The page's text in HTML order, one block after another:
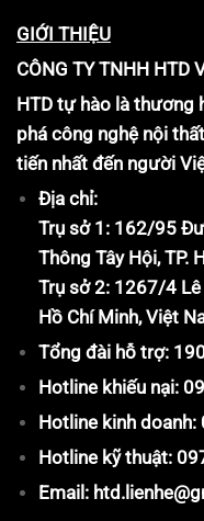
GIỚI THIỆU
CÔNG TY TNHH HTD
HTD tự hào là thương
phá công nghệ nội
tiến nhất đến người
Địa chỉ:
Trụ sở 1: 162/95
Thông Tây Hội, TP.
Trụ sở 2: 1267/4
Hồ Chí Minh, Việt
Tổng đài hỗ trợ:
Hotline khiếu nại:
Hotline kinh
Hotline kỹ thuật:
Email: